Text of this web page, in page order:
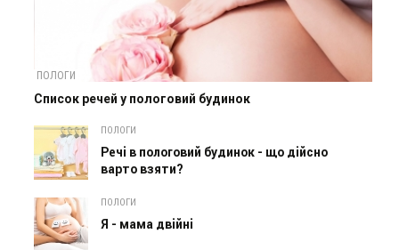
ПОЛОГИ
Список речей у пологовий будинок
ПОЛОГИ
Речі в пологовий будинок - що дійсно
варто взяти?
ПОЛОГИ
Я - мама двійні